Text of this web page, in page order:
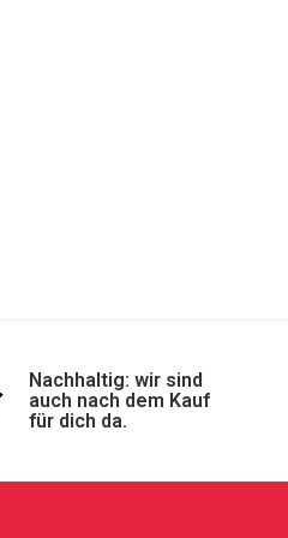
Nachhaltig: wir sind
auch nach dem Kauf
für dich da.